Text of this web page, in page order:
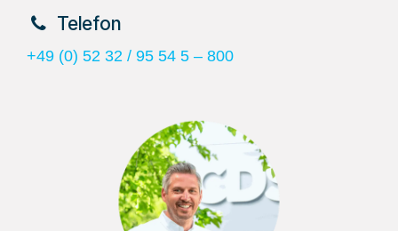
​Telefon
+49 (0) 52 32 / 95 54 5 – 800